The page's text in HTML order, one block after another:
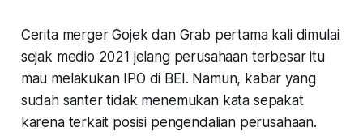
Cerita merger Gojek dan Grab pertama kali dimulai
sejak medio 2021 jelang perusahaan terbesar itu
mau melakukan IPO di BEI. Namun, kabar yang
sudah santer tidak menemukan kata sepakat
karena terkait posisi pengendalian perusahaan.